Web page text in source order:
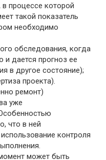
процессе которой
такой показатель
необходимо
обследования, когда
и дается прогноз ее
в другое состояние);
проекта).
ремонт)
уже
что в ней
контроля
может быть